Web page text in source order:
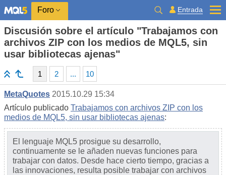
Foro Entrada
Discusión sobre el artículo "Trabajamos con
archivos ZIP con los medios de MQL5, sin
usar bibliotecas ajenas"
1 2 ... 10
MetaQuotes 2015.10.29 15:34
Artículo publicado Trabajamos con archivos ZIP con los
medios de MQL5, sin usar bibliotecas ajenas:
El lenguaje MQL5 prosigue su desarrollo,
continuamente se le añaden nuevas funciones para
trabajar con datos. Desde hace cierto tiempo, gracias a
las innovaciones, resulta posible trabajar con archivos